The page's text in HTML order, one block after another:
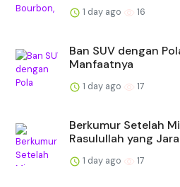
1 day ago 16
Ban SUV dengan
Manfaatnya
1 day ago 17
Berkumur Setelah
Rasulullah yang
1 day ago 17